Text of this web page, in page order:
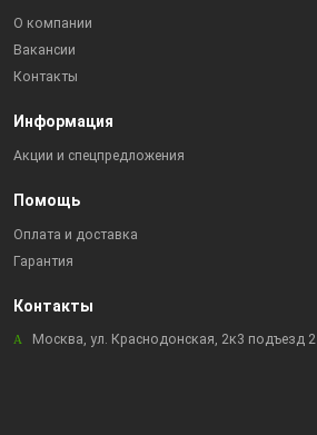
О компании
Вакансии
Контакты
Информация
Акции и спецпредложения
Помощь
Оплата и доставка
Гарантия
Контакты
Москва, ул. Краснодонская, 2к3 подъезд 2